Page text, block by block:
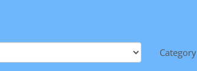
Category